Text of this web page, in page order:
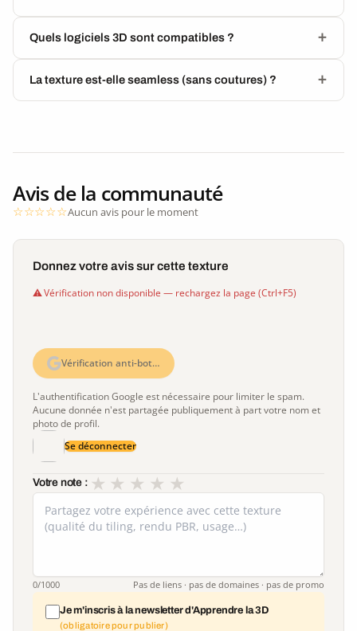
Quels logiciels 3D sont compatibles ?
La texture est-elle seamless (sans coutures) ?
Avis de la communauté
Aucun avis pour le moment
Donnez votre avis sur cette texture
Vérification non disponible — rechargez la page (Ctrl+F5)
Vérification anti-bot…
L'authentification Google est nécessaire pour limiter le spam.
Aucune donnée n'est partagée publiquement à part votre nom et
photo de profil.
Se déconnecter
Votre note : ★
★
★
★
★
0/1000 Pas de liens · pas de domaines · pas de promo
Je m'inscris à la newsletter d'Apprendre la 3D
(obligatoire pour publier)